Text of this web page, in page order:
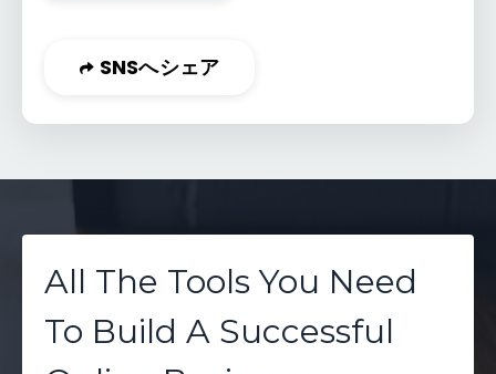
SNSへシェア
All The Tools You Need
To Build A Successful